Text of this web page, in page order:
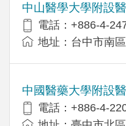
中山醫學大學附設
電話：+886-4-
地址：台中市南
中國醫藥大學附設
電話：+886-4-